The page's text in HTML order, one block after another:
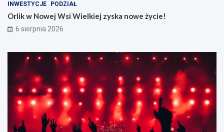
INWESTYCJE PODZIAŁ
Orlik w Nowej Wsi Wielkiej zyska nowe życie!
6 sierpnia 2026